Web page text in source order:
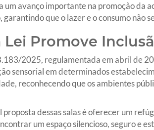
um avanço importante na promoção da
garantindo que o lazer e o consumo não
Lei Promove
2025, regulamentada em abril de
sensorial em determinados
reconhecendo que os ambientes
dessas salas é oferecer um
um espaço silencioso, seguro e